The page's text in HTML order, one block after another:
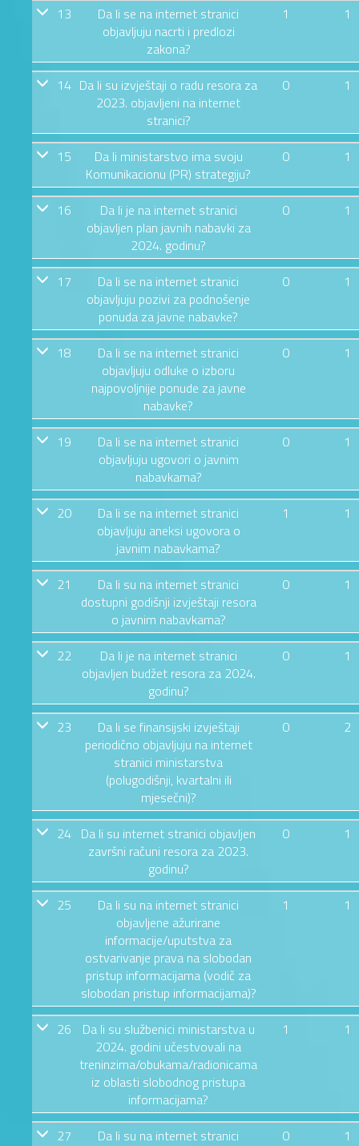
13
Da li se na internet stranici
objavljuju nacrti i predlozi
zakona?
1 1
14 Da li su izvještaji o radu resora za
2023. objavljeni na internet
stranici?
0 1
15
Da li ministarstvo ima svoju
Komunikacionu (PR) strategiju?
0 1
16
Da li je na internet stranici
objavljen plan javnih nabavki za
2024. godinu?
0 1
17
Da li se na internet stranici
objavljuju pozivi za podnošenje
ponuda za javne nabavke?
0 1
18
Da li se na internet stranici
objavljuju odluke o izboru
najpovoljnije ponude za javne
nabavke?
0 1
19
Da li se na internet stranici
objavljuju ugovori o javnim
nabavkama?
0 1
20
Da li se na internet stranici
objavljuju aneksi ugovora o
javnim nabavkama?
1 1
21
Da li su na internet stranici
dostupni godišnji izvještaji resora
o javnim nabavkama?
0 1
22
Da li je na internet stranici
objavljen budžet resora za 2024.
godinu?
0 1
23
Da li se finansijski izvještaji
periodično objavljuju na internet
stranici ministarstva
(polugodišnji, kvartalni ili
mjesečni)?
0 2
24 Da li su internet stranici objavljen
završni računi resora za 2023.
godinu?
0 1
25
Da li su na internet stranici
objavljene ažurirane
informacije/uputstva za
ostvarivanje prava na slobodan
pristup informacijama (vodič za
slobodan pristup informacijama)?
1 1
26
Da li su službenici ministarstva u
2024. godini učestvovali na
treninzima/obukama/radionicama
iz oblasti slobodnog pristupa
informacijama?
1 1
27
Da li su na internet stranici
0 1